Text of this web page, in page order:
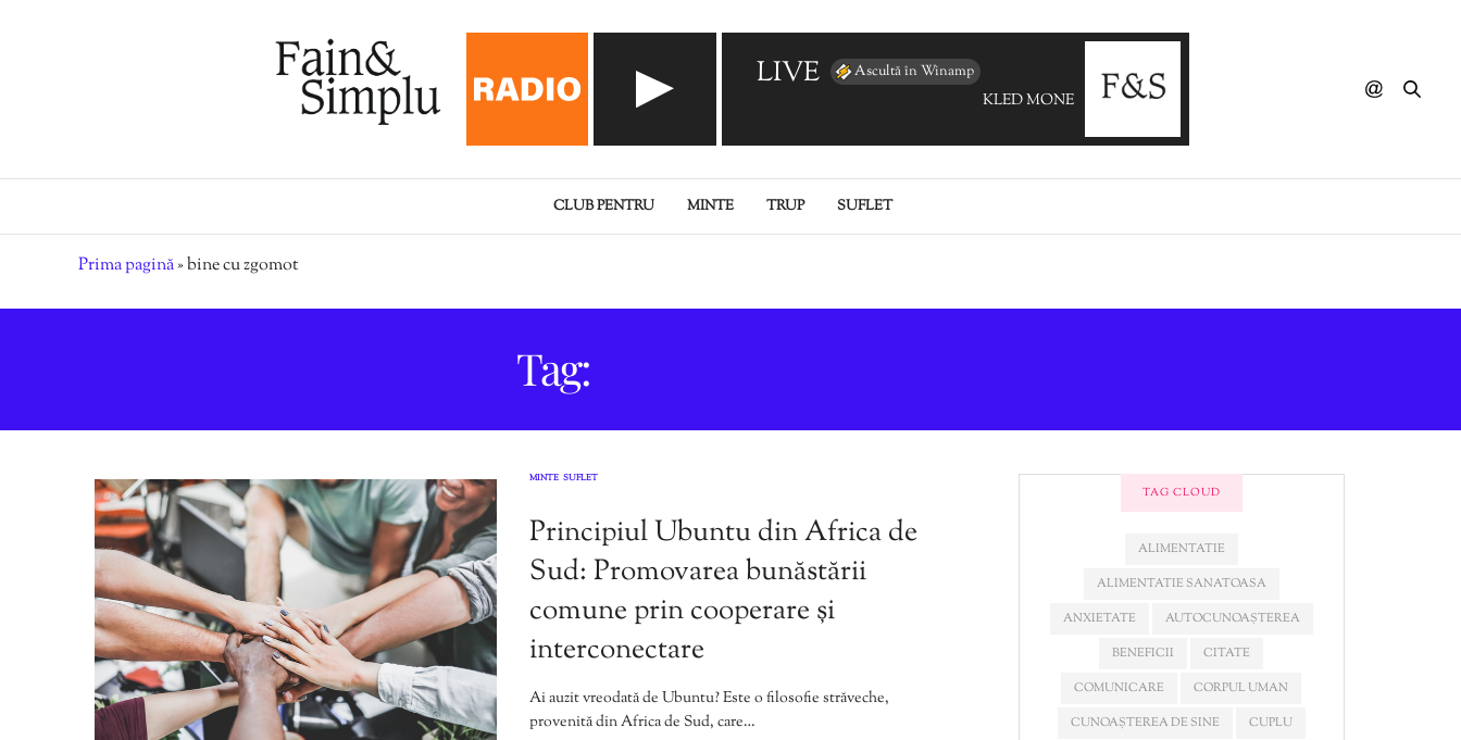
LIVE Ascultă în Winamp
KLED MONE - Hit The Road Jack
CLUB PENTRU MINTE TRUP SUFLET
Prima pagină»bine cu zgomot
Tag:
MINTE SUFLET
Principiul Ubuntu din Africa de
Sud: Promovarea bunăstării
comune prin cooperare și
interconectare
Ai auzit vreodată de Ubuntu? Este o filosofie străveche,
provenită din Africa de Sud, care…
TAG CLOUD
ALIMENTATIE
ALIMENTATIE SANATOASA
ANXIETATE
AUTOCUNOAȘTEREA
BENEFICII
CITATE
COMUNICARE
CORPUL UMAN
CUNOAȘTEREA DE SINE
CUPLU